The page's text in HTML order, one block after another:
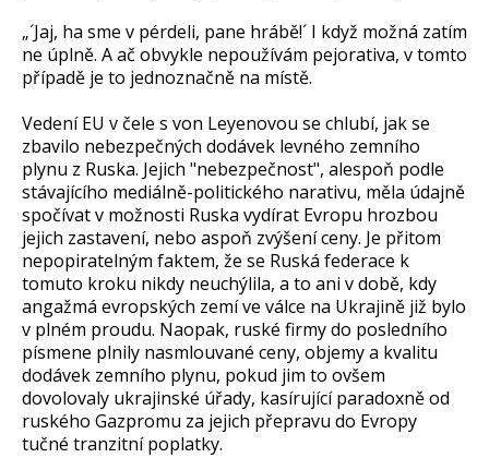
„´Jaj, ha sme v pérdeli, pane hrábě!´ I když možná zatím
ne úplně. A ač obvykle nepoužívám pejorativa, v tomto
případě je to jednoznačně na místě.
Vedení EU v čele s von Leyenovou se chlubí, jak se
zbavilo nebezpečných dodávek levného zemního
plynu z Ruska. Jejich "nebezpečnost", alespoň podle
stávajícího mediálně-politického narativu, měla údajně
spočívat v možnosti Ruska vydírat Evropu hrozbou
jejich zastavení, nebo aspoň zvýšení ceny. Je přitom
nepopiratelným faktem, že se Ruská federace k
tomuto kroku nikdy neuchýlila, a to ani v době, kdy
angažmá evropských zemí ve válce na Ukrajině již bylo
v plném proudu. Naopak, ruské firmy do posledního
písmene plnily nasmlouvané ceny, objemy a kvalitu
dodávek zemního plynu, pokud jim to ovšem
dovolovaly ukrajinské úřady, kasírující paradoxně od
ruského Gazpromu za jejich přepravu do Evropy
tučné tranzitní poplatky.